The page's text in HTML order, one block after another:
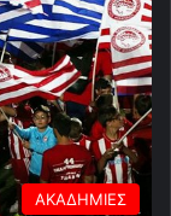
ΑΚΑΔΗΜΙΕΣ